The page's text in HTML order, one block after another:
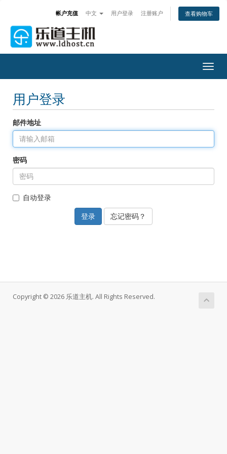
帐户充值 中文 用户登录 注册账户 查看购物车
用户登录
邮件地址
密码
自动登录
忘记密码？
Copyright © 2026 乐道主机. All Rights Reserved.